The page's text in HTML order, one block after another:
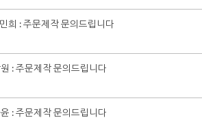
희 : 주문제작 문의드립니다
: 주문제작 문의드립니다
: 주문제작 문의드립니다